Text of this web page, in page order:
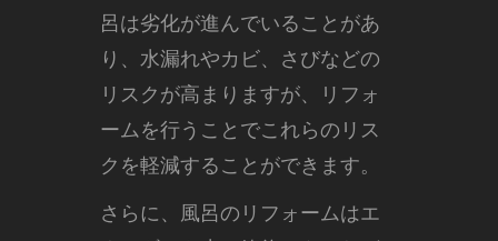
呂は劣化が進んでいることがあ
り、水漏れやカビ、さびなどの
リスクが高まりますが、リフォ
ームを行うことでこれらのリス
クを軽減することができます。
さらに、風呂のリフォームはエ